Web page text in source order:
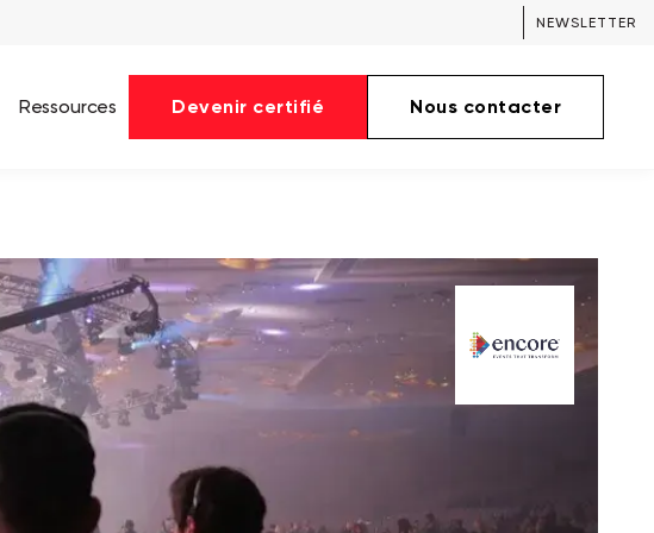
NEWSLETTER
Ressources Devenir certifié Nous contacter